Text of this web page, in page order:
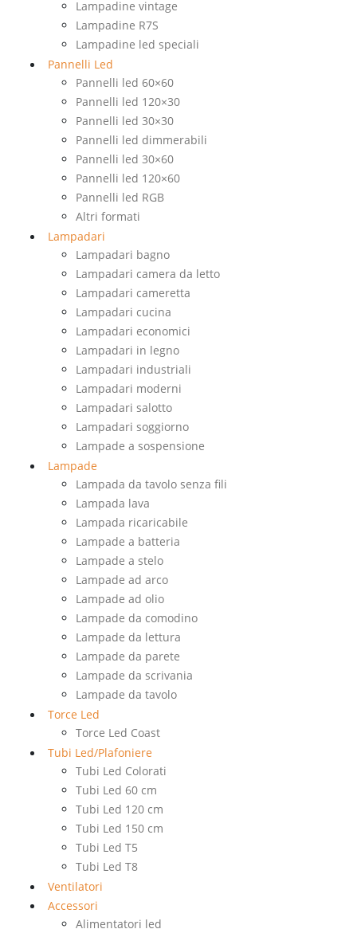
Lampadine vintage
Lampadine R7S
Lampadine led speciali
Pannelli Led
Pannelli led 60×60
Pannelli led 120×30
Pannelli led 30×30
Pannelli led dimmerabili
Pannelli led 30×60
Pannelli led 120×60
Pannelli led RGB
Altri formati
Lampadari
Lampadari bagno
Lampadari camera da letto
Lampadari cameretta
Lampadari cucina
Lampadari economici
Lampadari in legno
Lampadari industriali
Lampadari moderni
Lampadari salotto
Lampadari soggiorno
Lampade a sospensione
Lampade
Lampada da tavolo senza fili
Lampada lava
Lampada ricaricabile
Lampade a batteria
Lampade a stelo
Lampade ad arco
Lampade ad olio
Lampade da comodino
Lampade da lettura
Lampade da parete
Lampade da scrivania
Lampade da tavolo
Torce Led
Torce Led Coast
Tubi Led/Plafoniere
Tubi Led Colorati
Tubi Led 60 cm
Tubi Led 120 cm
Tubi Led 150 cm
Tubi Led T5
Tubi Led T8
Ventilatori
Accessori
Alimentatori led